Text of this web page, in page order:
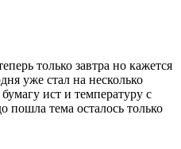
только завтра но кажется
уже стал на несколько
ист и температуру с
пошла тема осталось только